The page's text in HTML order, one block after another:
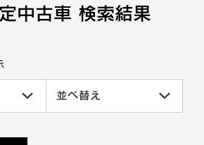
中古車 検索結果
並べ替え